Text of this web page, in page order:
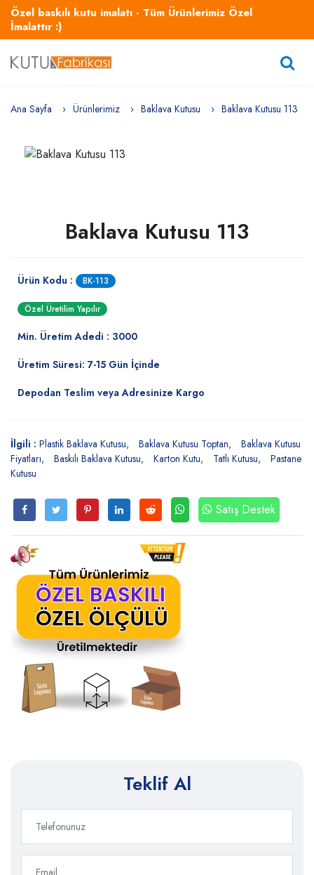
Özel baskılı kutu imalatı - Tüm Ürünlerimiz Özel
İmalattır :)
Ana Sayfa Ürünlerimiz Baklava Kutusu Baklava Kutusu 113
Baklava Kutusu 113
Ürün Kodu : BK-113
Özel Üretilim Yapılır
Min. Üretim Adedi : 3000
Üretim Süresi: 7-15 Gün İçinde
Depodan Teslim veya Adresinize Kargo
İlgili : Plastik Baklava Kutusu Baklava Kutusu Toptan
Baklava Kutusu
Fiyatları
Baskılı Baklava Kutusu Karton Kutu Tatlı Kutusu
Pastane
Kutusu
Satış Destek
Teklif Al